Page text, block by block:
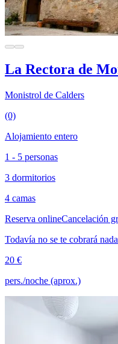
La Rectora de
Monistrol de Calders
(0)
Alojamiento entero
1 - 5 personas
3 dormitorios
4 camas
Reserva onlineCancelación
Todavía no se te cobrará
20 €
pers./noche (aprox.)